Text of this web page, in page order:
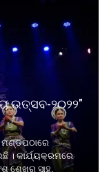
ଉତ୍ସବ-୨୦୨୨"
ମଣ୍ଡପଠାରେ
। କାର୍ଯ୍ୟକ୍ରମରେ
ଶେଖର ସାହୁ,